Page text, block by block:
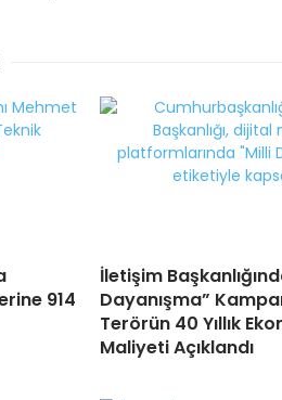
914
İletişim
Dayanışma”
Terörün 40 Yıllık
Maliyeti Açıklandı